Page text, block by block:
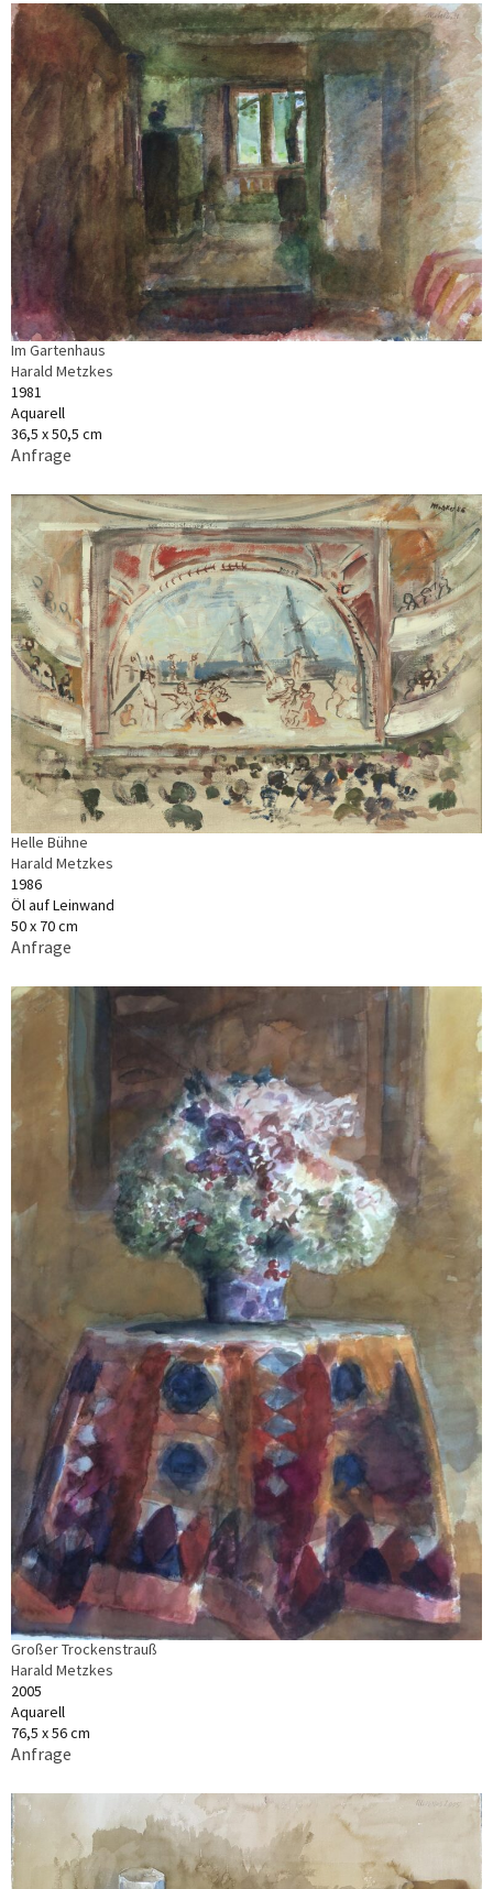
Im Gartenhaus
Harald Metzkes
1981
Aquarell
36,5 x 50,5 cm
Anfrage
Helle Bühne
Harald Metzkes
1986
Öl auf Leinwand
50 x 70 cm
Anfrage
Großer Trockenstrauß
Harald Metzkes
2005
Aquarell
76,5 x 56 cm
Anfrage